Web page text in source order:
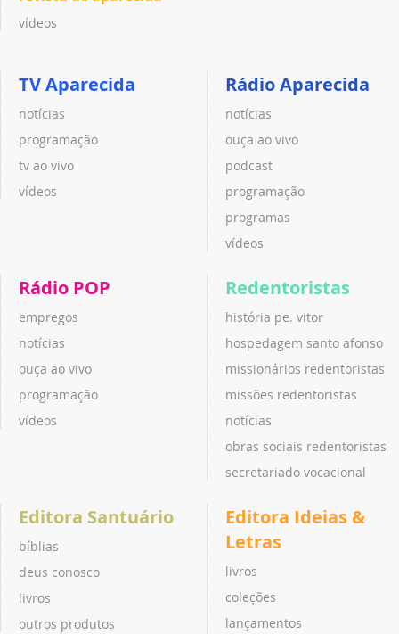
vídeos
TV Aparecida
notícias
programação
tv ao vivo
vídeos
Rádio Aparecida
notícias
ouça ao vivo
podcast
programação
programas
vídeos
Rádio POP
empregos
notícias
ouça ao vivo
programação
vídeos
Redentoristas
história pe. vitor
hospedagem santo afonso
missionários redentoristas
missões redentoristas
notícias
obras sociais redentoristas
secretariado vocacional
Editora Santuário
bíblias
deus conosco
livros
outros produtos
Editora Ideias &
Letras
livros
coleções
lançamentos